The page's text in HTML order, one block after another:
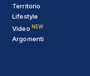
Territorio
Lifestyle
Video NEW
Argomenti